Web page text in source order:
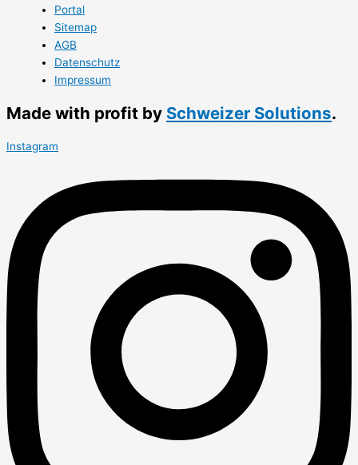
Portal
Sitemap
AGB
Datenschutz
Impressum
Made with profit by Schweizer Solutions.
Instagram